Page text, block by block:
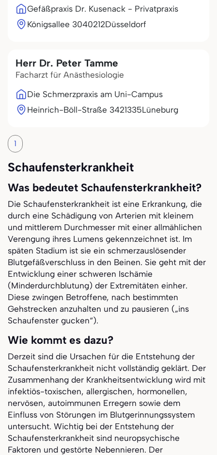
Gefäßpraxis Dr. Kusenack - Privatpraxis
Königsallee 3040212Düsseldorf
Herr Dr. Peter Tamme
Facharzt für Anästhesiologie
Die Schmerzpraxis am Uni-Campus
Heinrich-Böll-Straße 3421335Lüneburg
1
Schaufensterkrankheit
Was bedeutet Schaufensterkrankheit?
Die Schaufensterkrankheit ist eine Erkrankung, die
durch eine Schädigung von Arterien mit kleinem
und mittlerem Durchmesser mit einer allmählichen
Verengung ihres Lumens gekennzeichnet ist. Im
späten Stadium ist sie ein schmerzauslösender
Blutgefäßverschluss in den Beinen. Sie geht mit der
Entwicklung einer schweren Ischämie
(Minderdurchblutung) der Extremitäten einher.
Diese zwingen Betroffene, nach bestimmten
Gehstrecken anzuhalten und zu pausieren („ins
Schaufenster gucken“).
Wie kommt es dazu?
Derzeit sind die Ursachen für die Entstehung der
Schaufensterkrankheit nicht vollständig geklärt. Der
Zusammenhang der Krankheitsentwicklung wird mit
infektiös-toxischen, allergischen, hormonellen,
nervösen, autoimmunen Erregern sowie dem
Einfluss von Störungen im Blutgerinnungssystem
untersucht. Wichtig bei der Entstehung der
Schaufensterkrankheit sind neuropsychische
Faktoren und gestörte Nebennieren. Der